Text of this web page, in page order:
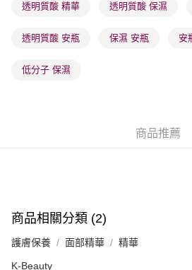
物流公司進行物流配送
取。逾期會取消訂單，並不會安排重寄
取。逾期會取消訂單，並不會安排重寄
透明質酸 精華 透明質酸 保濕
透明質酸 安瓶 保濕 安瓶 安
低分子 保濕
商品推薦
商品相關分類 (2)
護膚保養 面部精華 精華
K-Beauty